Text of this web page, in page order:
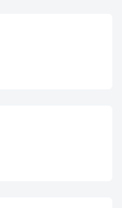
当日有359亿元逆回
期放缓等因素，债市
计短期维持震荡。
报3052.20美元/盎